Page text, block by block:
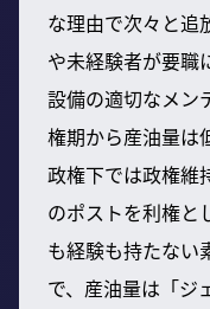
な理由で次々と追
や未経験者が要職
設備の適切なメン
権期から産油量は
政権下では政権維
のポストを利権と
も経験も持たない
で、産油量は「ジ